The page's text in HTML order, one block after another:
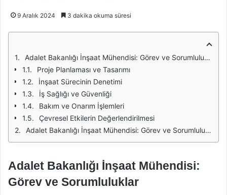
9 Aralık 2024 3 dakika okuma süresi
Adalet Bakanlığı İnşaat Mühendisi: Görev ve Sorumluluklar
Proje Planlaması ve Tasarımı
İnşaat Sürecinin Denetimi
İş Sağlığı ve Güvenliği
Bakım ve Onarım İşlemleri
Çevresel Etkilerin Değerlendirilmesi
Adalet Bakanlığı İnşaat Mühendisi: Görev ve Sorumluluklar
Adalet Bakanlığı İnşaat Mühendisi:
Görev ve Sorumluluklar